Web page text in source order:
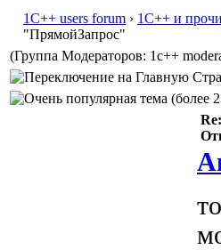
1С++ users forum › 1С++ и
"ПрямойЗапрос"
(Группа Модераторов: 1c++